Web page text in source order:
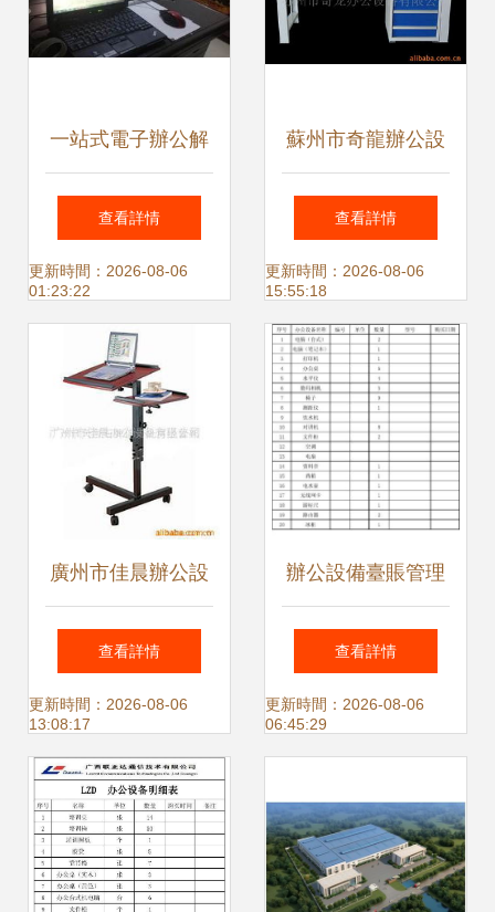
一站式電子辦公解
決方案 計算機、手
機與辦公設備選購
指南
查看詳情
更新時間：2026-08-06
01:23:22
蘇州市奇龍辦公設
備 專業工作臺產品
列表與解析
查看詳情
更新時間：2026-08-06
15:55:18
廣州市佳晨辦公設
備與辦公家具完整
產品列表及選購指
南
查看詳情
更新時間：2026-08-06
13:08:17
辦公設備臺賬管理
全面指南
查看詳情
更新時間：2026-08-06
06:45:29